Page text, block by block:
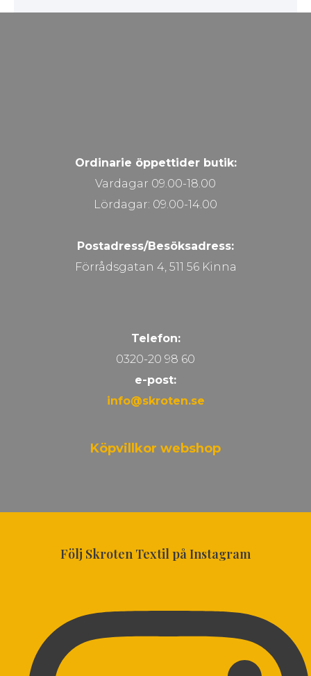
Ordinarie öppettider butik:
Vardagar 09.00-18.00
Lördagar: 09.00-14.00
Postadress/Besöksadress:
Förrådsgatan 4, 511 56 Kinna
Telefon:
0320-20 98 60
e-post:
info@skroten.se
Köpvillkor webshop
Följ Skroten Textil på Instagram